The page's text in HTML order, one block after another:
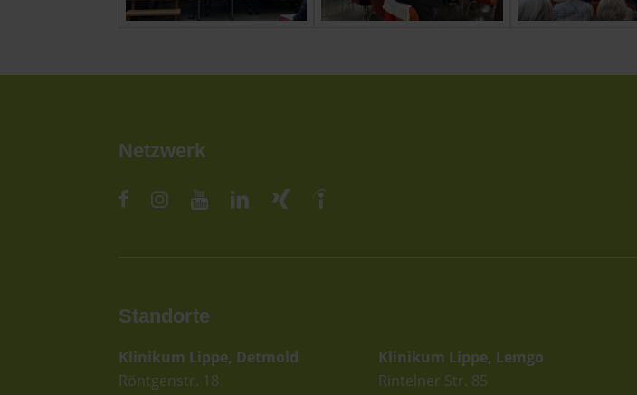
Netzwerk
Standorte
Klinikum Lippe, Detmold
Röntgenstr. 18
Klinikum Lippe, Lemgo
Rintelner Str. 85